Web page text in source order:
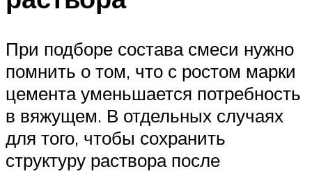
При подборе состава смеси нужно
помнить о том, что с ростом марки
цемента уменьшается потребность
в вяжущем. В отдельных случаях
для того, чтобы сохранить
структуру раствора после